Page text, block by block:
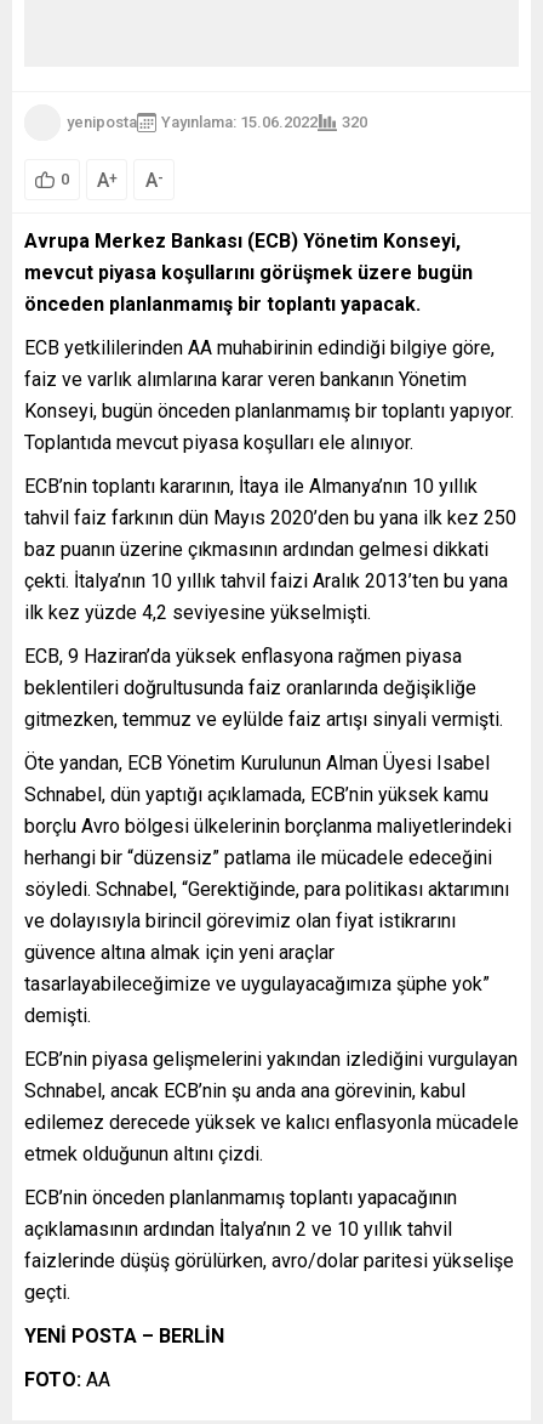
yeniposta Yayınlama: 15.06.2022 320
0 A+ A-
Avrupa Merkez Bankası (ECB) Yönetim Konseyi,
mevcut piyasa koşullarını görüşmek üzere bugün
önceden planlanmamış bir toplantı yapacak.
ECB yetkililerinden AA muhabirinin edindiği bilgiye göre,
faiz ve varlık alımlarına karar veren bankanın Yönetim
Konseyi, bugün önceden planlanmamış bir toplantı yapıyor.
Toplantıda mevcut piyasa koşulları ele alınıyor.
ECB’nin toplantı kararının, İtaya ile Almanya’nın 10 yıllık
tahvil faiz farkının dün Mayıs 2020’den bu yana ilk kez 250
baz puanın üzerine çıkmasının ardından gelmesi dikkati
çekti. İtalya’nın 10 yıllık tahvil faizi Aralık 2013’ten bu yana
ilk kez yüzde 4,2 seviyesine yükselmişti.
ECB, 9 Haziran’da yüksek enflasyona rağmen piyasa
beklentileri doğrultusunda faiz oranlarında değişikliğe
gitmezken, temmuz ve eylülde faiz artışı sinyali vermişti.
Öte yandan, ECB Yönetim Kurulunun Alman Üyesi Isabel
Schnabel, dün yaptığı açıklamada, ECB’nin yüksek kamu
borçlu Avro bölgesi ülkelerinin borçlanma maliyetlerindeki
herhangi bir “düzensiz” patlama ile mücadele edeceğini
söyledi. Schnabel, “Gerektiğinde, para politikası aktarımını
ve dolayısıyla birincil görevimiz olan fiyat istikrarını
güvence altına almak için yeni araçlar
tasarlayabileceğimize ve uygulayacağımıza şüphe yok”
demişti.
ECB’nin piyasa gelişmelerini yakından izlediğini vurgulayan
Schnabel, ancak ECB’nin şu anda ana görevinin, kabul
edilemez derecede yüksek ve kalıcı enflasyonla mücadele
etmek olduğunun altını çizdi.
ECB’nin önceden planlanmamış toplantı yapacağının
açıklamasının ardından İtalya’nın 2 ve 10 yıllık tahvil
faizlerinde düşüş görülürken, avro/dolar paritesi yükselişe
geçti.
YENİ POSTA – BERLİN
FOTO: AA